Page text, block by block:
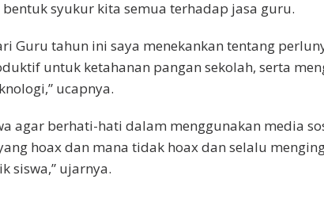
syukur kita semua terhadap jasa guru.
Guru tahun ini saya menekankan tentang
untuk ketahanan pangan sekolah, serta
ucapnya.
agar berhati-hati dalam menggunakan media
hoax dan mana tidak hoax dan selalu
siswa,” ujarnya.